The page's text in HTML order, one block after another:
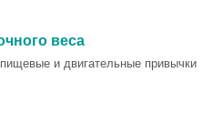
веса
и двигательные привычки